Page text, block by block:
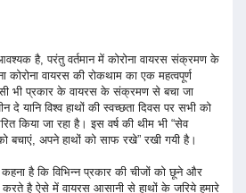
है, परंतु वर्तमान में कोरोना वायरस संक्रमण के
कोरोना वायरस की रोकथाम का एक महत्वपूर्ण
भी प्रकार के वायरस के संक्रमण से बचा जा
यानि विश्व हाथों की स्वच्छता दिवस पर सभी को
किया जा रहा है। इस वर्ष की थीम भी “सेव
बचाएं, अपने हाथों को साफ रखे” रखी गयी है।
कहना है कि विभिन्न प्रकार की चीजों को छूने और
करते है ऐसे में वायरस आसानी से हाथों के जरिये हमारे